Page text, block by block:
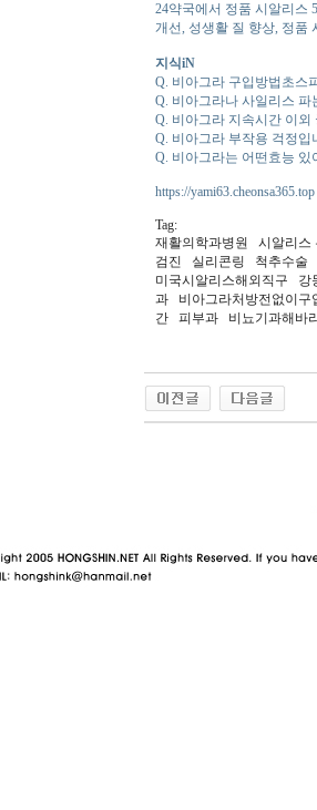
24약국에서 정품 시알리스
개선, 성생활 질 향상, 정품
지식iN
Q. 비아그라 구입방법초스
Q. 비아그라나 사일리스 파
Q. 비아그라 지속시간 이
Q. 비아그라 부작용 걱정입
Q. 비아그라는 어떤효능 있
https://yami63.cheonsa365.top
Tag:
재활의학과병원 시알리
검진 실리콘링 척추수술
미국시­알리스해외직구
과 비­아그라처방전없이
간 피부과 비뇨기과해바